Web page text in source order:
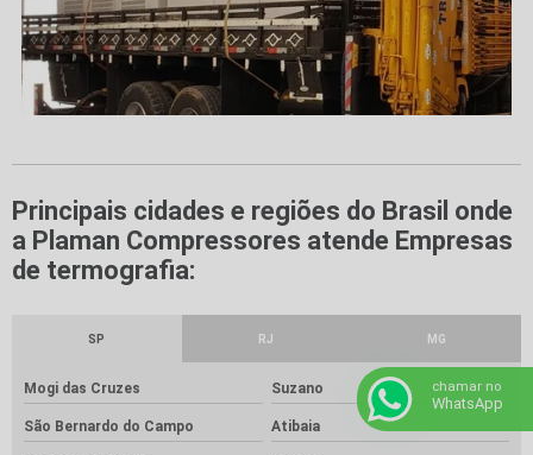
Principais cidades e regiões do Brasil onde
a Plaman Compressores atende Empresas
de termografia:
SP RJ MG
Mogi das Cruzes Suzano
São Bernardo do Campo Atibaia
chamar no
WhatsApp